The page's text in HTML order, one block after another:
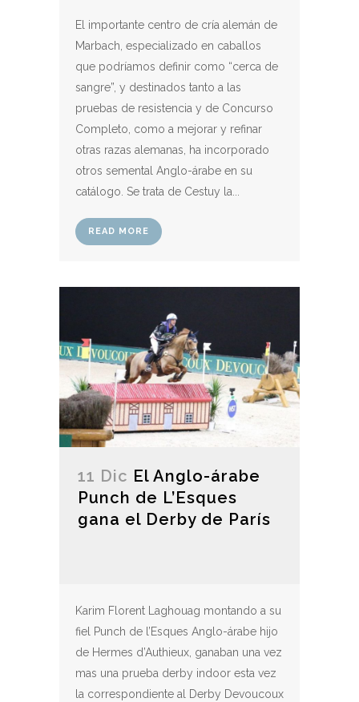
El importante centro de cría alemán de
Marbach, especializado en caballos
que podríamos definir como “cerca de
sangre”, y destinados tanto a las
pruebas de resistencia y de Concurso
Completo, como a mejorar y refinar
otras razas alemanas, ha incorporado
otros semental Anglo-árabe en su
catálogo. Se trata de Cestuy la...
READ MORE
11 Dic El Anglo-árabe
Punch de L’Esques
gana el Derby de París
Karim Florent Laghouag montando a su
fiel Punch de l’Esques Anglo-árabe hijo
de Hermes d’Authieux, ganaban una vez
mas una prueba derby indoor esta vez
la correspondiente al Derby Devoucoux